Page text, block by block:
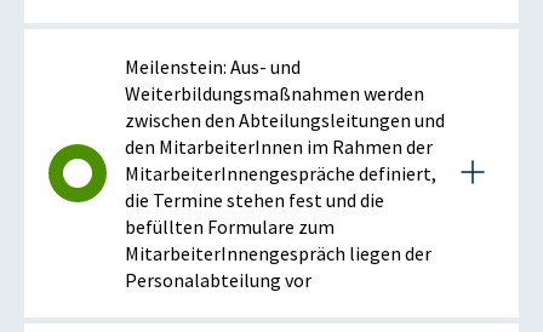
Details zum Meilenstein
2016
Istzustand (2016)
Anfang 2016 wurde mit Rundschreiben an die
Abteilungsleiterinnen das Ersuchen herangetragen,
Aus- und Weiterbildungsmaßnahmen besonders zu
Meilenstein: Aus- und
Weiterbildungsmaßnahmen werden
zwischen den Abteilungsleitungen und
den MitarbeiterInnen im Rahmen der
MitarbeiterInnengespräche definiert,
die Termine stehen fest und die
befüllten Formulare zum
MitarbeiterInnengespräch liegen der
Personalabteilung vor